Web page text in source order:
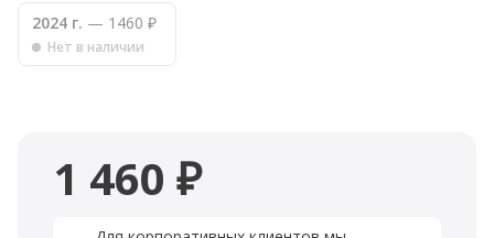
2024 г. — 1460 ₽
Нет в наличии
1 460 ₽